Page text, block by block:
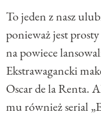
To jeden z nasz
ponieważ jest
na powiece
Ekstrawagancki
Oscar de la Renta.
mu również serial